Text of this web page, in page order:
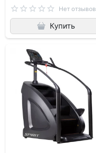
Нет отзывов
Купить